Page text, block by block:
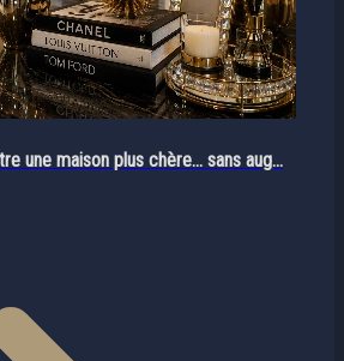
une maison plus chère… sans aug...